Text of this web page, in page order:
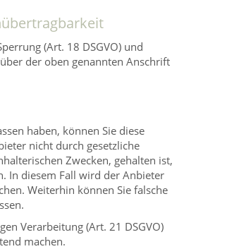
(Art. 18 DSGVO) und
der oben genannten Anschrift
haben, können Sie diese
nicht durch gesetzliche
Zwecken, gehalten ist,
In diesem Fall wird der Anbieter
Weiterhin können Sie falsche
Verarbeitung (Art. 21 DSGVO)
machen.